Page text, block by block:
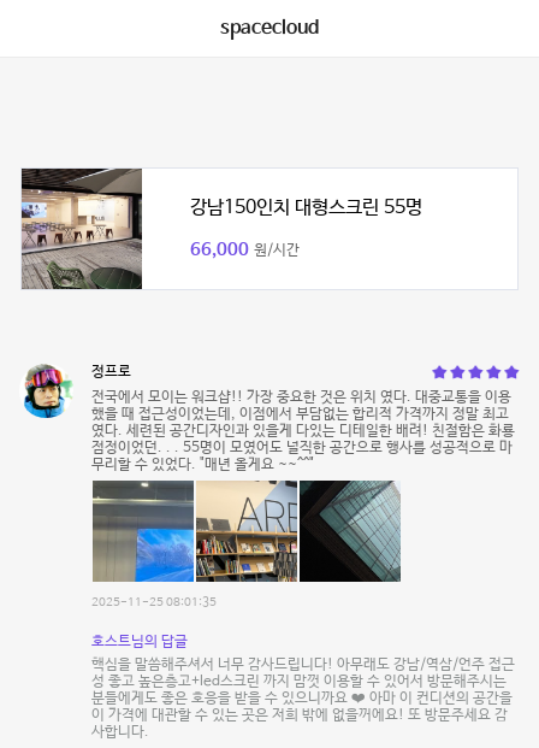
spacecloud
강남150인치 대형스크린 55명
66,000 원/시간
정프로
전국에서 모이는 워크샵!! 가장 중요한 것은 위치 였다. 대중교통을 이용
했을 때 접근성이었는데, 이점에서 부담없는 합리적 가격까지 정말 최고
였다. 세련된 공간디자인과 있을게 다있는 디테일한 배려! 친절함은 화룡
점정이었던. . . 55명이 모였어도 널직한 공간으로 행사를 성공적으로 마
무리할 수 있었다. "매년 올게요 ~~^^"
2025-11-25 08:01:35
호스트님의 답글
핵심을 말씀해주셔서 너무 감사드립니다! 아무래도 강남/역삼/언주 접근
성 좋고 높은층고+led스크린 까지 맘껏 이용할 수 있어서 방문해주시는
분들에게도 좋은 호응을 받을 수 있으니까요 ❤️ 아마 이 컨디션의 공간을
이 가격에 대관할 수 있는 곳은 저희 밖에 없을꺼에요! 또 방문주세요 감
사합니다.